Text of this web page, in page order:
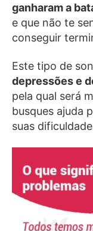
ganharam a
e que não te
conseguir
Este tipo de
depressões e
pela qual será
busques ajuda
suas